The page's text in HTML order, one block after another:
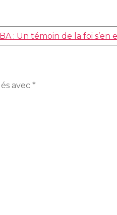
: Un témoin de la foi s’en
avec *